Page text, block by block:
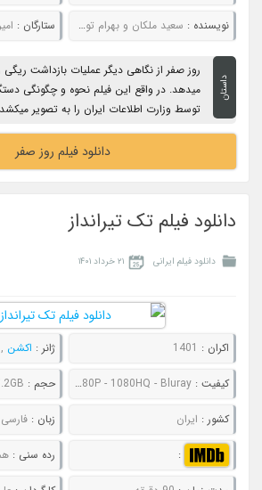
نویسنده : سعید ملکان و بهرام توکلی ستارگان :
داستان
روز صفر از نگاهی دیگر عملیات بازداشت ریگی
میدهد. در واقع این فیلم نحوه و چگونگی
توسط وزارت اطلاعات ایران را به تصویر
دانلود فیلم روز صفر
دانلود فیلم تک تیرانداز
دانلود فیلم ایرانی ۲۱ خرداد ۱۴۰۱
اکران : 1401 ژانر : اکشن
کیفیت :480P - 720P - 1080P - 1080HQ - Bluray حجم : 7.2GB
کشور : ایران زبان : فارسی
: رده سنی :